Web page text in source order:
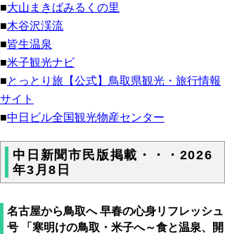
■大山まきばみるくの里
■木谷沢渓流
■皆生温泉
■米子観光ナビ
■とっとり旅【公式】鳥取県観光・旅行情報
サイト
■中日ビル全国観光物産センター
中日新聞市民版掲載・・・2026
年3月8日
名古屋から鳥取へ 早春の心身リフレッシュ
号 「寒明けの鳥取・米子へ～食と温泉、開